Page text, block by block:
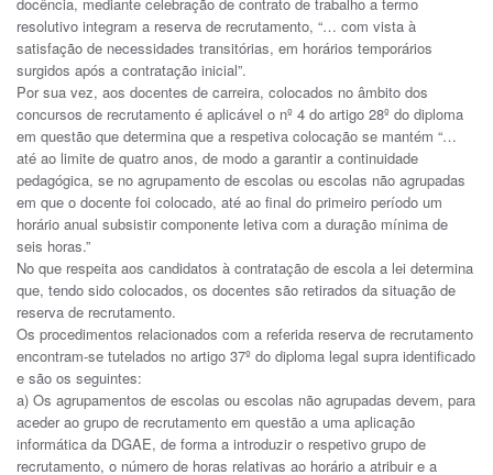
resolutivo integram a reserva de recrutamento, “… com vista à
satisfação de necessidades transitórias, em horários temporários
surgidos após a contratação inicial”.
Por sua vez, aos docentes de carreira, colocados no âmbito dos
concursos de recrutamento é aplicável o nº 4 do artigo 28º do diploma
em questão que determina que a respetiva colocação se mantém “…
até ao limite de quatro anos, de modo a garantir a continuidade
pedagógica, se no agrupamento de escolas ou escolas não agrupadas
em que o docente foi colocado, até ao final do primeiro período um
horário anual subsistir componente letiva com a duração mínima de
seis horas.”
No que respeita aos candidatos à contratação de escola a lei determina
que, tendo sido colocados, os docentes são retirados da situação de
reserva de recrutamento.
Os procedimentos relacionados com a referida reserva de recrutamento
encontram-se tutelados no artigo 37º do diploma legal supra identificado
e são os seguintes:
a) Os agrupamentos de escolas ou escolas não agrupadas devem, para
aceder ao grupo de recrutamento em questão a uma aplicação
informática da DGAE, de forma a introduzir o respetivo grupo de
recrutamento, o número de horas relativas ao horário a atribuir e a